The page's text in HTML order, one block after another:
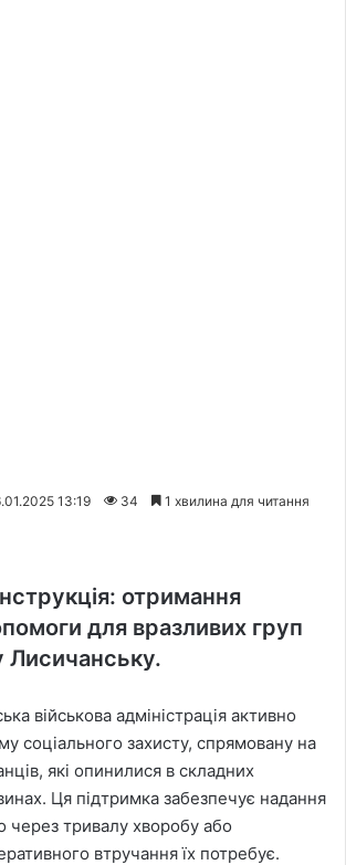
13:19 34 1 хвилина для читання
отримання
для вразливих груп
Лисичанську.
військова адміністрація активно
соціального захисту, спрямовану на
які опинилися в складних
Ця підтримка забезпечує надання
через тривалу хворобу або
втручання їх потребує.